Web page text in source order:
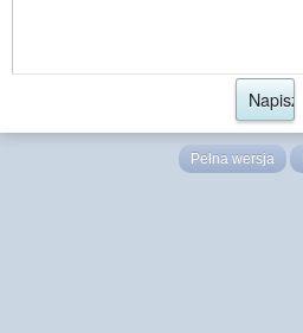
Pełna wersja